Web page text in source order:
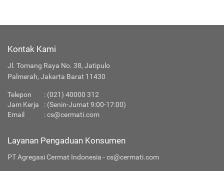
Kontak Kami
Jl. Tomang Raya No. 38, Jatipulo
Palmerah, Jakarta Barat 11430
Telepon : (021) 40000 312
Jam Kerja
: (Senin-Jumat 9:00-17:00)
Email
:cs@cermati.com
Layanan Pengaduan Konsumen
PT Agregasi Cermat Indonesia - cs@cermati.com